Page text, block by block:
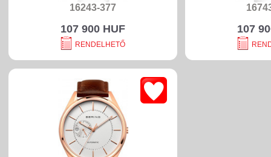
16243-377
107 900 HUF
RENDELHETŐ
107